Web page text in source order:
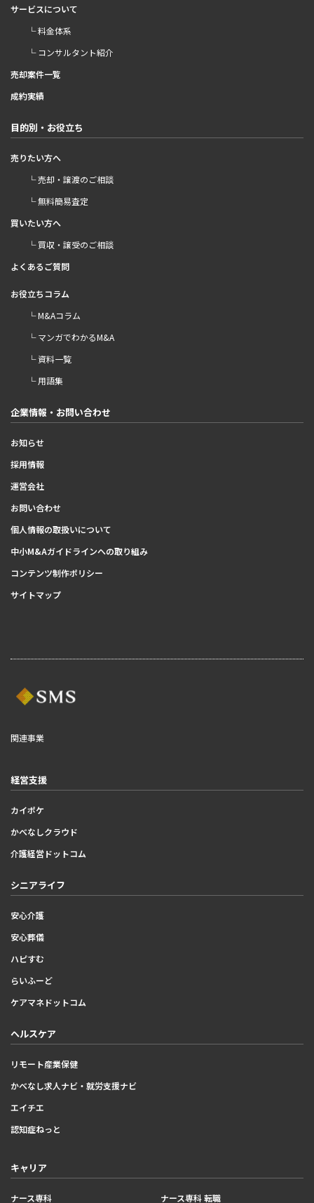
サービスについて
└ 料金体系
└ コンサルタント紹介
売却案件一覧
成約実績
目的別・お役立ち
売りたい方へ
└ 売却・譲渡のご相談
└ 無料簡易査定
買いたい方へ
└ 買収・譲受のご相談
よくあるご質問
お役立ちコラム
└ M&Aコラム
└ マンガでわかるM&A
└ 資料一覧
└ 用語集
企業情報・お問い合わせ
お知らせ
採用情報
運営会社
お問い合わせ
個人情報の取扱いについて
中小M&Aガイドラインへの取り組み
コンテンツ制作ポリシー
サイトマップ
関連事業
経営支援
カイポケ
かべなしクラウド
介護経営ドットコム
シニアライフ
安心介護
安心葬儀
ハピすむ
らいふーど
ケアマネドットコム
ヘルスケア
リモート産業保健
かべなし求人ナビ・就労支援ナビ
エイチエ
認知症ねっと
キャリア
ナース専科 ナース専科 転職